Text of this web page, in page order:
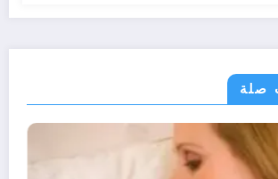
صلة